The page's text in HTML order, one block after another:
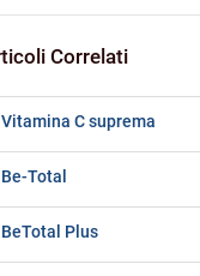
Vitamina C suprema
Be-Total
BeTotal Plus